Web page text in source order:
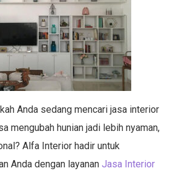
Anda sedang mencari jasa interior
mengubah hunian jadi lebih nyaman,
Alfa Interior hadir untuk
Anda dengan layanan Jasa Interior